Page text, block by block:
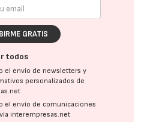
GRATIS
todos
el envío de newsletters y
personalizados de
el envío de comunicaciones
interempresas.net